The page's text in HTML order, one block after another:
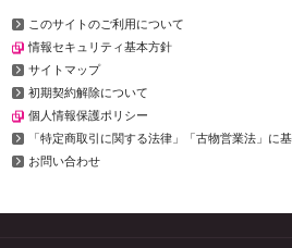
このサイトのご利用について
情報セキュリティ基本方針
サイトマップ
初期契約解除について
個人情報保護ポリシー
「特定商取引に関する法律」「古物営業法」に
お問い合わせ